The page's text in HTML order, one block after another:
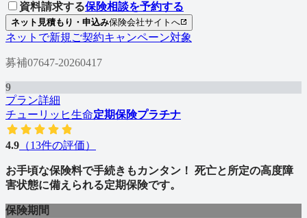
資料請求する保険相談を予約する
ネット見積もり・申込み保険会社サイトへ
ネットで新規ご契約キャンペーン対象
募補07647-20260417
9
プラン詳細
チューリッヒ生命定期保険プラチナ
4.9 （13件の評価）
お手頃な保険料で手続きもカンタン！ 死亡と所定の高度障
害状態に備えられる定期保険です。
保険期間